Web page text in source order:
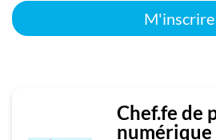
M'inscrire
Chef.fe de
numérique